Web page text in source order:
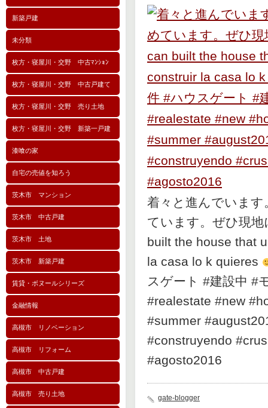
新築戸建
未分類
枚方・寝屋川・交野 中古ﾏﾝｼｮﾝ
枚方・寝屋川・交野 中古戸建て
枚方・寝屋川・交野 売り土地
枚方・寝屋川・交野 新築一戸建
漆喰の家
自宅の売値を知ろう
茨木市 マンション
茨木市 中古戸建
茨木市 土地
茨木市 新築戸建
賃貸・ボヌールシリーズ
金融情報
高槻市 リノベーション
高槻市 リフォーム
高槻市 中古戸建
高槻市 売り土地
着々と進んでいま
ています。ぜひ現
built the house that
la casa lo k quieres
スゲート #建設中 #
#realestate #new
#summer
#construyendo
#agosto2016
gate-blogger